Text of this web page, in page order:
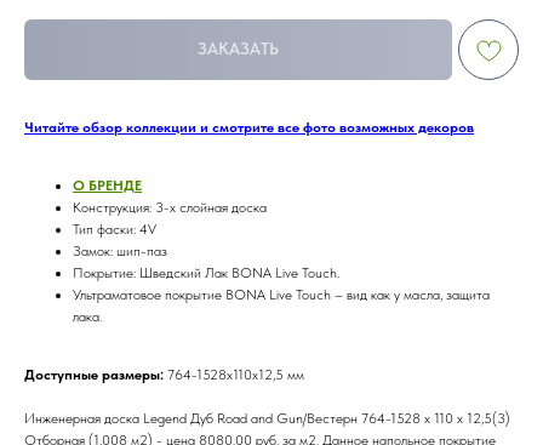
ЗАКАЗАТЬ
Читайте обзор коллекции и смотрите все фото возможных декоров
О БРЕНДE
Конструкция: 3-х слойная доска
Тип фаски: 4V
Замок: шип-паз
Покрытие: Шведский Лак BONA Live Touch.
Ультраматовое покрытие BONA Live Touch – вид как у масла, защита
лака.
Доступные размеры: 764-1528х110х12,5 мм
Инженерная доска Legend Дуб Road and Gun/Вестерн 764-1528 х 110 х 12,5(3)
Отборная (1,008 м2) - цена 8080.00 руб. за м2. Данное напольное покрытие